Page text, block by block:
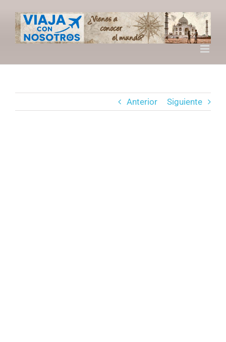
contenido
Anterior Siguiente